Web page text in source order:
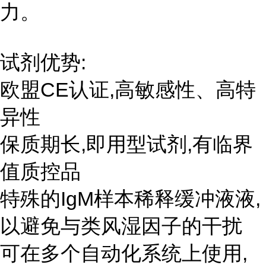
力。
试剂优势:
欧盟CE认证,高敏感性、高特
异性
保质期长,即用型试剂,有临界
值质控品
特殊的IgM样本稀释缓冲液液,
以避免与类风湿因子的干扰
可在多个自动化系统上使用,